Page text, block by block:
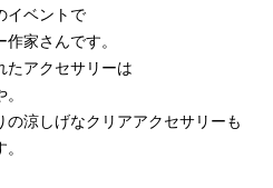
イベントで
家さんです。
たアクセサリーは
涼しげなクリアアクセサリーも